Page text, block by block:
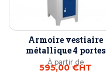
Armoire vestiaire
métallique 4 portes
À partir de
595,00 €HT